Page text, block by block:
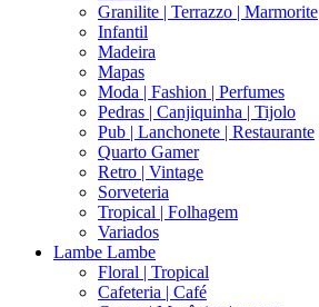
Granilite | Terrazzo | Marmorite
Infantil
Madeira
Mapas
Moda | Fashion | Perfumes
Pedras | Canjiquinha | Tijolo
Pub | Lanchonete | Restaurante
Quarto Gamer
Retro | Vintage
Sorveteria
Tropical | Folhagem
Variados
Lambe Lambe
Floral | Tropical
Cafeteria | Café